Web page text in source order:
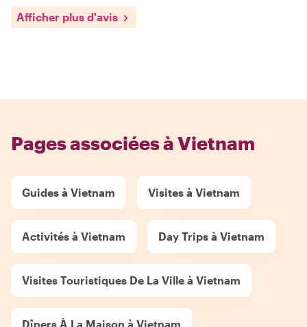
Afficher plus d'avis
Pages associées à Vietnam
Guides à Vietnam Visites à Vietnam
Activités à Vietnam Day Trips à Vietnam
Visites Touristiques De La Ville à Vietnam
Dîners À La Maison à Vietnam